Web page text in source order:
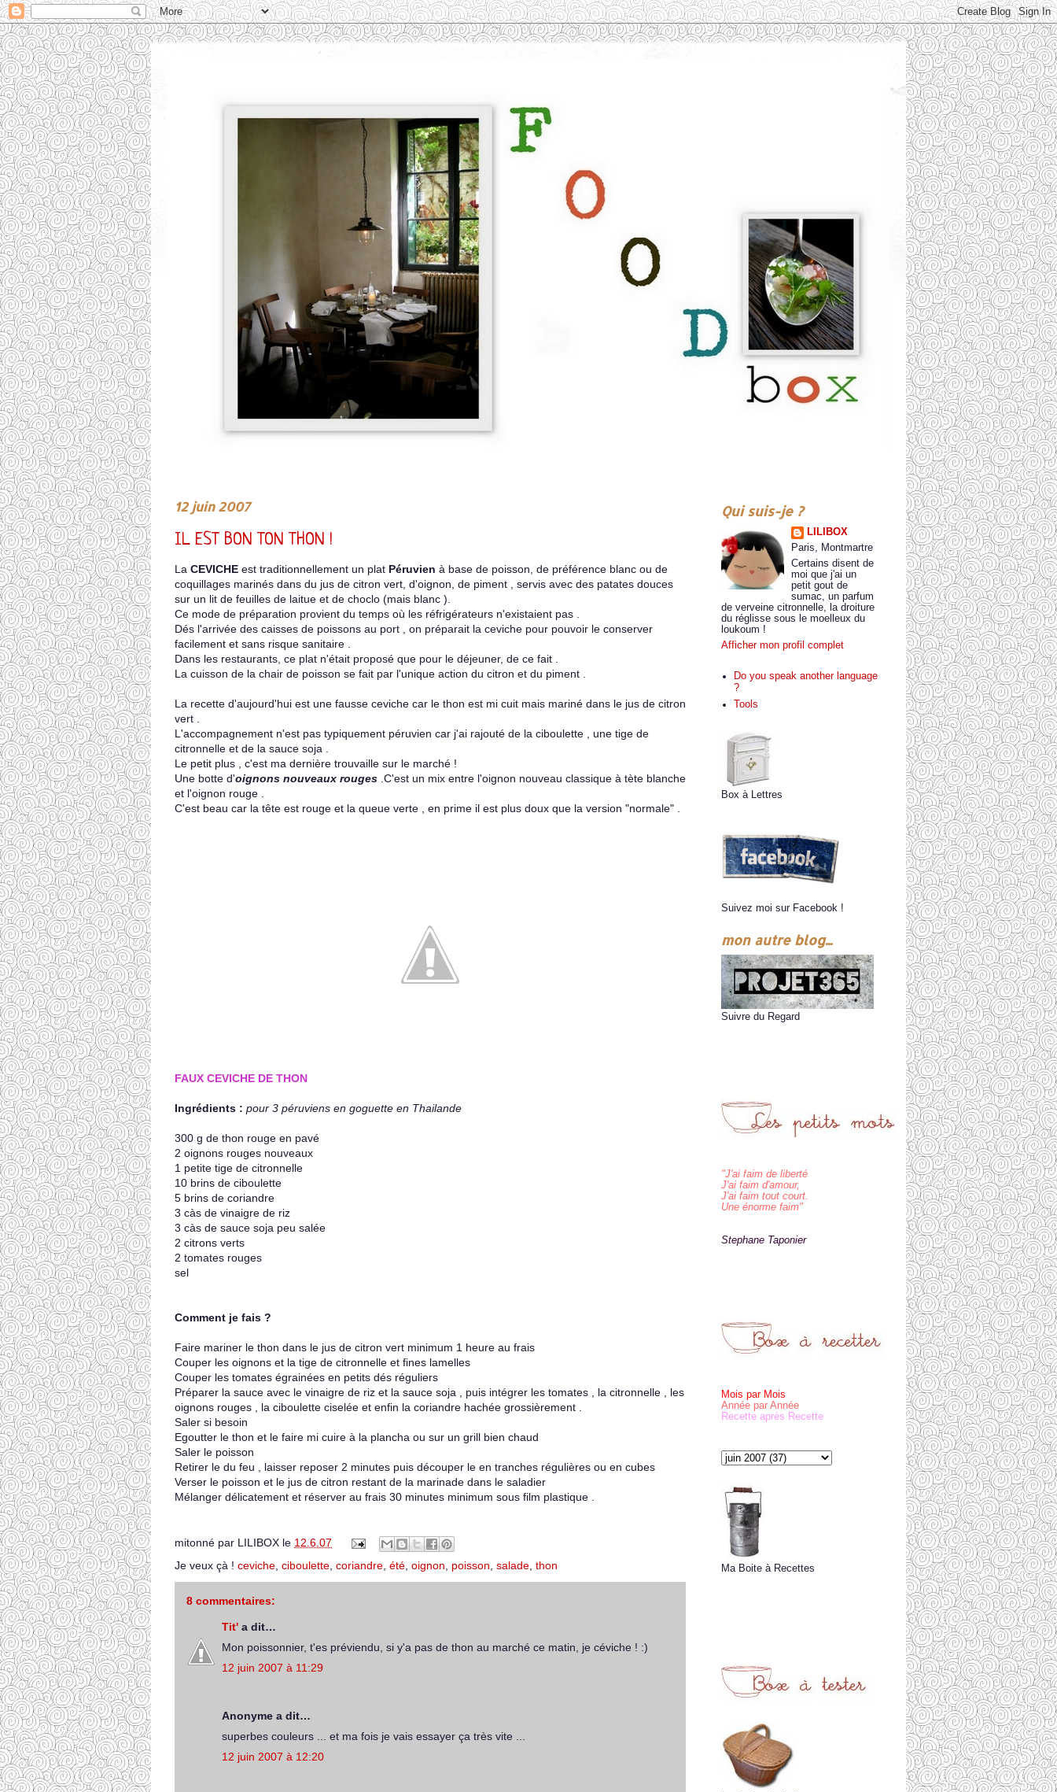
12 juin 2007
IL EST BON TON THON !
La CEVICHE est traditionnellement un plat Péruvien à base de poisson, de préférence blanc ou de
coquillages marinés dans du jus de citron vert, d'oignon, de piment , servis avec des patates douces
sur un lit de feuilles de laitue et de choclo (mais blanc ).
Ce mode de préparation provient du temps où les réfrigérateurs n'existaient pas .
Dés l'arrivée des caisses de poissons au port , on préparait la ceviche pour pouvoir le conserver
facilement et sans risque sanitaire .
Dans les restaurants, ce plat n'était proposé que pour le déjeuner, de ce fait .
La cuisson de la chair de poisson se fait par l'unique action du citron et du piment .
La recette d'aujourd'hui est une fausse ceviche car le thon est mi cuit mais mariné dans le jus de citron
vert .
L'accompagnement n'est pas typiquement péruvien car j'ai rajouté de la ciboulette , une tige de
citronnelle et de la sauce soja .
Le petit plus , c'est ma dernière trouvaille sur le marché !
Une botte d'oignons nouveaux rouges .C'est un mix entre l'oignon nouveau classique à tète blanche
et l'oignon rouge .
C'est beau car la tête est rouge et la queue verte , en prime il est plus doux que la version "normale" .
FAUX CEVICHE DE THON
Ingrédients : pour 3 péruviens en goguette en Thailande
300 g de thon rouge en pavé
2 oignons rouges nouveaux
1 petite tige de citronnelle
10 brins de ciboulette
5 brins de coriandre
3 càs de vinaigre de riz
3 càs de sauce soja peu salée
2 citrons verts
2 tomates rouges
sel
Comment je fais ?
Faire mariner le thon dans le jus de citron vert minimum 1 heure au frais
Couper les oignons et la tige de citronnelle et fines lamelles
Couper les tomates égrainées en petits dés réguliers
Préparer la sauce avec le vinaigre de riz et la sauce soja , puis intégrer les tomates , la citronnelle , les
oignons rouges , la ciboulette ciselée et enfin la coriandre hachée grossièrement .
Saler si besoin
Egoutter le thon et le faire mi cuire à la plancha ou sur un grill bien chaud
Saler le poisson
Retirer le du feu , laisser reposer 2 minutes puis découper le en tranches régulières ou en cubes
Verser le poisson et le jus de citron restant de la marinade dans le saladier
Mélanger délicatement et réserver au frais 30 minutes minimum sous film plastique .
mitonné par LILIBOX le 12.6.07
Je veux çà ! ceviche ciboulette coriandre été oignon poisson salade thon
8 commentaires:
Tit' a dit…
Mon poissonnier, t'es préviendu, si y'a pas de thon au marché ce matin, je céviche ! :)
12 juin 2007 à 11:29
Anonyme a dit…
superbes couleurs ... et ma fois je vais essayer ça très vite ...
12 juin 2007 à 12:20
Qui suis-je ?
LILIBOX
Paris, Montmartre
Certains disent de
moi que j'ai un
petit gout de
sumac, un parfum
de verveine citronnelle, la droiture
du réglisse sous le moelleux du
loukoum !
Afficher mon profil complet
Do you speak another language
?
Tools
Box à Lettres
Suivez moi sur Facebook !
mon autre blog...
Suivre du Regard
"J'ai faim de liberté
J'ai faim d'amour,
J'ai faim tout court.
Une énorme faim"
Stephane Taponier
Mois par Mois
Année par Année
Recette après Recette
Ma Boite à Recettes